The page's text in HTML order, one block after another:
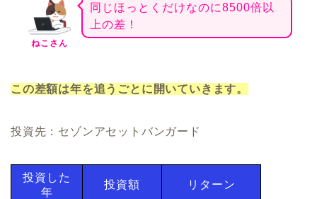
ねこさん
同じほっとくだけなのに8500倍以
上の差！
この差額は年を追うごとに開いていきます。
投資先：セゾンアセットバンガード
投資した
年
投資額 リターン